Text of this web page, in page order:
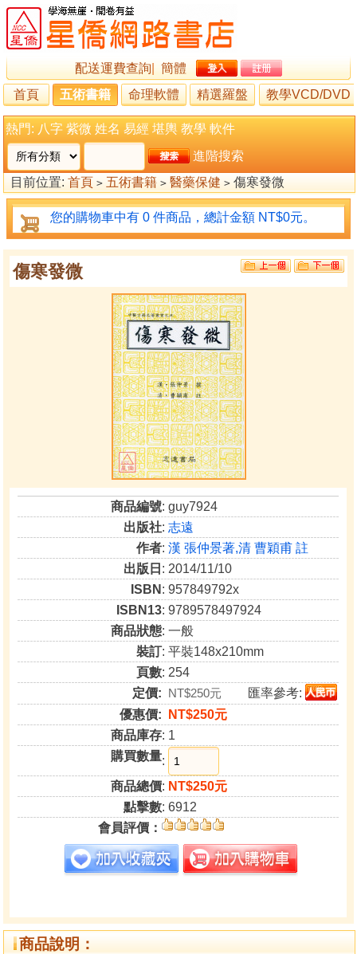
配送運費查詢
簡體
首頁
五術書籍 命理軟體 精選羅盤 教學VCD/DVD
熱門: 八字 紫微 姓名 易經 堪輿 教學 軟件
進階搜索
目前位置: 首頁 > 五術書籍 > 醫藥保健 > 傷寒發微
您的購物車中有 0 件商品，總計金額 NT$0元。
傷寒發微
商品編號: guy7924
出版社:志遠
作者:漢 張仲景著,清 曹穎甫 註
出版日 : 2014/11/10
ISBN : 957849792x
ISBN13: 9789578497924
商品狀態: 一般
裝訂: 平裝148x210mm
頁數: 254
定價: NT$250元
匯率參考:
優惠價:
NT$250元
商品庫存: 1
購買數量:
商品總價: NT$250元
點擊數: 6912
會員評價：
商品說明：